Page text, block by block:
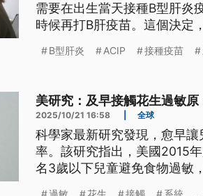
需要在出生當天接種B型肝炎
時候再打B肝疫苗。這個決定
B型肝炎 ACIP 接種疫苗
美研究：及早接觸花生過敏
2025/10/21 16:58 全球
科學家最新研究發現，愈早
率。該研究指出，美國2015
名3歲以下兒童避免食物過敏
過敏 花生 接觸 系統 ...